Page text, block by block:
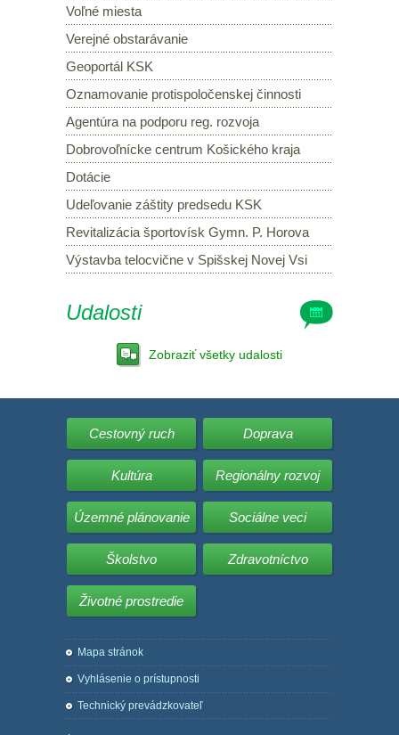
Voľné miesta
Verejné obstarávanie
Geoportál KSK
Oznamovanie protispoločenskej činnosti
Agentúra na podporu reg. rozvoja
Dobrovoľnícke centrum Košického kraja
Dotácie
Udeľovanie záštity predsedu KSK
Revitalizácia športovísk Gymn. P. Horova
Výstavba telocvične v Spišskej Novej Vsi
Udalosti
Zobraziť všetky udalosti
Cestovný ruch Doprava
Kultúra Regionálny rozvoj
Územné plánovanie Sociálne veci
Školstvo Zdravotníctvo
Životné prostredie
Mapa stránok
Vyhlásenie o prístupnosti
Technický prevádzkovateľ